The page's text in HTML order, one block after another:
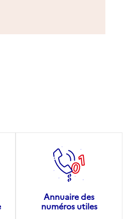
Annuaire des
numéros utiles